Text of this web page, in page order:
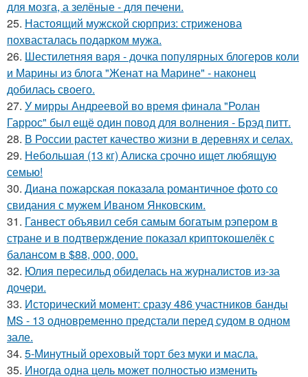
для мозга, а зелёные - для печени.
25. Настоящий мужской сюрприз: стриженова
похвасталась подарком мужа.
26. Шестилетняя варя - дочка популярных блогеров коли
и Марины из блога "Женат на Марине" - наконец
добилась своего.
27. У мирры Андреевой во время финала "Ролан
Гаррос" был ещё один повод для волнения - Брэд питт.
28. В России растет качество жизни в деревнях и селах.
29. Небольшая (13 кг) Алиска срочно ищет любящую
семью!
30. Диана пожарская показала романтичное фото со
свидания с мужем Иваном Янковским.
31. Ганвест объявил себя самым богатым рэпером в
стране и в подтверждение показал криптокошелёк с
балансом в $88, 000, 000.
32. Юлия пересильд обиделась на журналистов из-за
дочери.
33. Исторический момент: сразу 486 участников банды
MS - 13 одновременно предстали перед судом в одном
зале.
34. 5-Минутный ореховый торт без муки и масла.
35. Иногда одна цель может полностью изменить